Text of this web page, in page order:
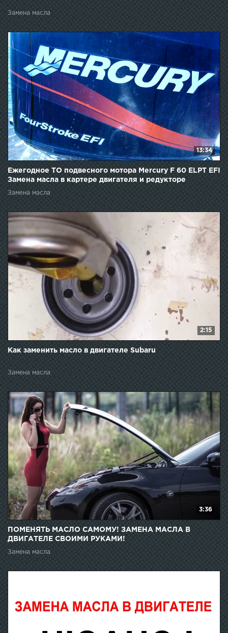
Замена масла
13:34
Ежегодное ТО подвесного мотора Mercury F 60 ELPT EFI
Замена масла в картере двигателя и редукторе
Замена масла
2:15
Как заменить масло в двигателе Subaru
Замена масла
3:36
ПОМЕНЯТЬ МАСЛО САМОМУ! ЗАМЕНА МАСЛА В
ДВИГАТЕЛЕ СВОИМИ РУКАМИ!
Замена масла